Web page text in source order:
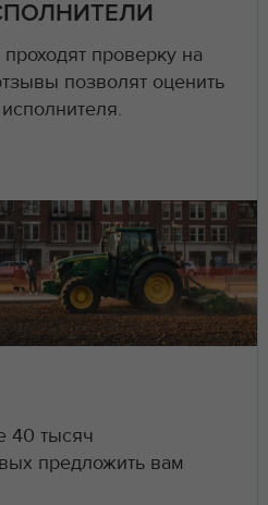
проверку на
позволят оценить
40 тысяч
предложить вам